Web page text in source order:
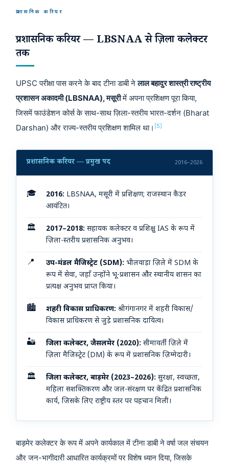
प्रशासनिक करियर
प्रशासनिक करियर — LBSNAA से ज़िला कलेक्टर
तक
UPSC परीक्षा पास करने के बाद टीना डाबी नेलाल बहादुर शास्त्री राष्ट्रीय
प्रशासन अकादमी (LBSNAA), मसूरीमें अपना प्रशिक्षण पूरा किया,
जिसमें फाउंडेशन कोर्स के साथ-साथ ज़िला-स्तरीय भारत-दर्शन (Bharat
Darshan) और राज्य-स्तरीय प्रशिक्षण शामिल था। [5]
प्रशासनिक करियर — प्रमुख पद 2016–2026
🎓 2016: LBSNAA, मसूरी में प्रशिक्षण; राजस्थान कैडर
आवंटित।
🏛️ 2017–2018: सहायक कलेक्टर व प्रशिक्षु IAS के रूप में
ज़िला-स्तरीय प्रशासनिक अनुभव।
📍 उप-मंडल मैजिस्ट्रेट (SDM): भीलवाड़ा ज़िले में SDM के
रूप में सेवा, जहाँ उन्होंने भू-प्रशासन और स्थानीय शासन का
प्रत्यक्ष अनुभव प्राप्त किया।
🏙️ शहरी विकास प्राधिकरण: श्रीगंगानगर में शहरी विकास/
विकास प्राधिकरण से जुड़े प्रशासनिक दायित्व।
🏜️ जिला कलेक्टर, जैसलमेर (2020): सीमावर्ती ज़िले में
ज़िला मैजिस्ट्रेट (DM) के रूप में प्रशासनिक ज़िम्मेदारी।
🏛️ जिला कलेक्टर, बाड़मेर (2023–2026): सुरक्षा, स्वच्छता,
महिला सशक्तिकरण और जल-संरक्षण पर केंद्रित प्रशासनिक
कार्य, जिसके लिए राष्ट्रीय स्तर पर पहचान मिली।
बाड़मेर कलेक्टर के रूप में अपने कार्यकाल में टीना डाबी ने वर्षा जल संचयन
और जन-भागीदारी आधारित कार्यक्रमों पर विशेष ध्यान दिया, जिसके